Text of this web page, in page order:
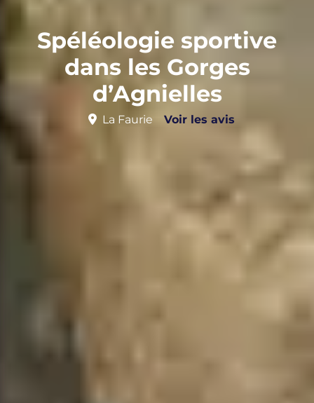
Spéléologie sportive
dans les Gorges
d’Agnielles
La Faurie Voir les avis